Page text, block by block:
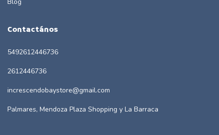
Contactános
5492612446736
2612446736
increscendobaystore@gmail.com
Palmares, Mendoza Plaza Shopping y La Barraca